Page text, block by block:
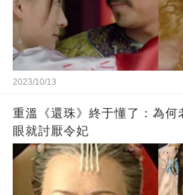
2023/10/13
重溫《還珠》終于懂了：為何
眼就討厭令妃